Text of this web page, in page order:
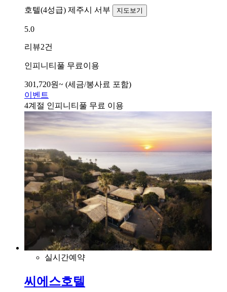
호텔(4성급) 제주시 서부 지도보기
5.0
리뷰2건
인피니티풀 무료이용
301,720원~ (세금/봉사료 포함)
이벤트
4계절 인피니티풀 무료 이용
실시간예약
씨에스호텔